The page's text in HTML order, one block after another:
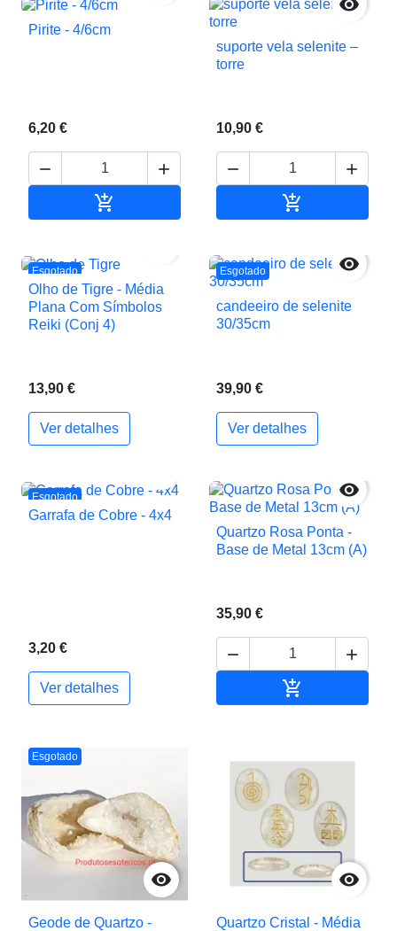
Pirite - 4/6cm
6,20 €
 


suporte vela selenite –
torre
10,90 €
 

Esgotado
Olho de Tigre - Média
Plana Com Símbolos
Reiki (Conj 4)
13,90 €
Ver detalhes
Esgotado 
candeeiro de selenite
30/35cm
39,90 €
Ver detalhes
Esgotado
Garrafa de Cobre - 4x4
3,20 €
Ver detalhes

Quartzo Rosa Ponta -
Base de Metal 13cm (A)
35,90 €
 

Esgotado

Geode de Quartzo -

Quartzo Cristal - Média